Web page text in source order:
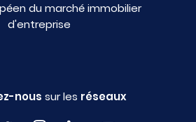
du marché immobilier
d'entreprise
nous sur les réseaux